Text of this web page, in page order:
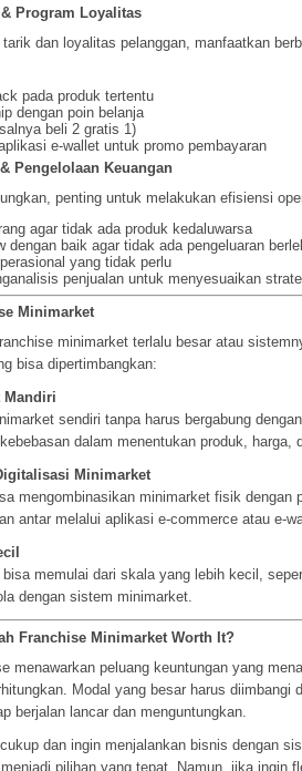
Program Loyalitas
dan loyalitas pelanggan, manfaatkan
pada produk tertentu
dengan poin belanja
beli 2 gratis 1)
e-wallet untuk promo pembayaran
Pengelolaan Keuangan
penting untuk melakukan efisiensi
agar tidak ada produk kedaluwarsa
dengan baik agar tidak ada pengeluaran
yang tidak perlu
penjualan untuk menyesuaikan
Minimarket
minimarket terlalu besar atau
bisa dipertimbangkan:
Mandiri
sendiri tanpa harus bergabung
dalam menentukan produk, harga,
Minimarket
mengombinasikan minimarket fisik dengan
antar melalui aplikasi e-commerce atau e-
memulai dari skala yang lebih kecil,
dengan sistem minimarket.
Franchise Minimarket Worth It?
menawarkan peluang keuntungan yang
Modal yang besar harus diimbangi
berjalan lancar dan menguntungkan.
dan ingin menjalankan bisnis dengan
pilihan yang tepat. Namun, jika ingin